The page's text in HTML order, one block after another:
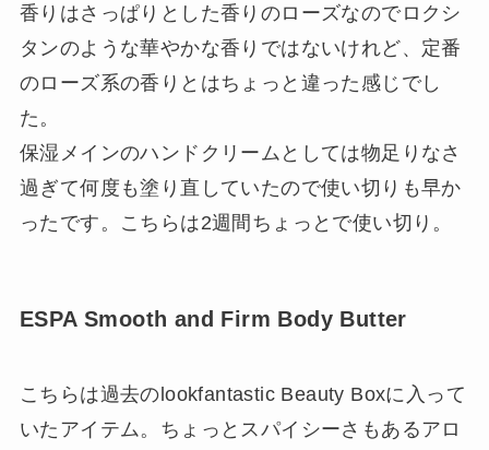
香りはさっぱりとした香りのローズなのでロクシ
タンのような華やかな香りではないけれど、定番
のローズ系の香りとはちょっと違った感じでし
た。
保湿メインのハンドクリームとしては物足りなさ
過ぎて何度も塗り直していたので使い切りも早か
ったです。こちらは2週間ちょっとで使い切り。
ESPA Smooth and Firm Body Butter
こちらは過去のlookfantastic Beauty Boxに入って
いたアイテム。ちょっとスパイシーさもあるアロ